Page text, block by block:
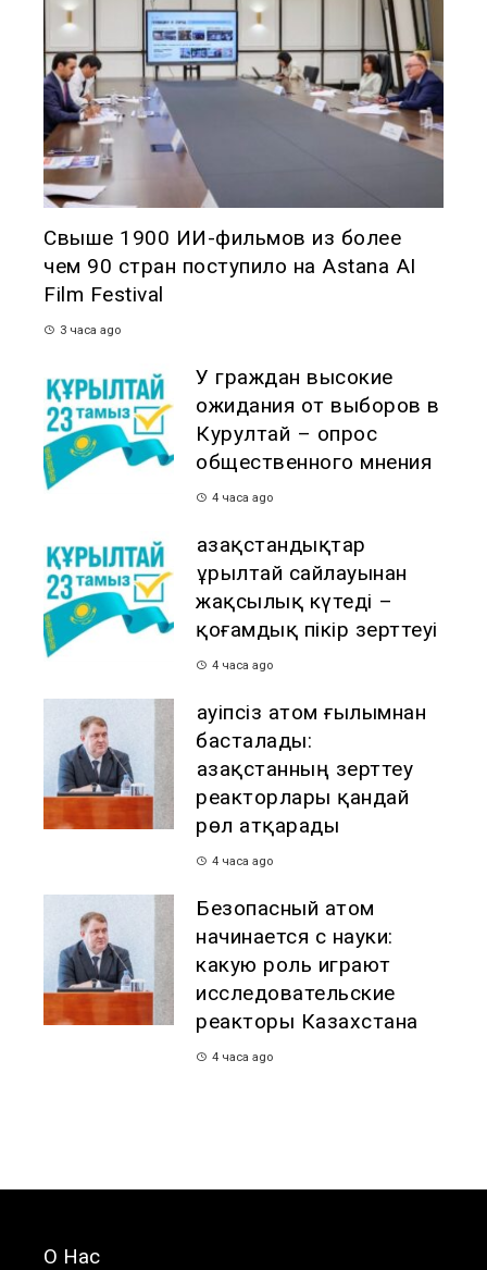
Свыше 1900 ИИ-фильмов из более
чем 90 стран поступило на Astana AI
Film Festival
3 часа ago
У граждан высокие
ожидания от выборов в
Курултай – опрос
общественного мнения
4 часа ago
Қазақстандықтар
Құрылтай сайлауынан
жақсылық күтеді –
қоғамдық пікір зерттеуі
4 часа ago
Қауіпсіз атом ғылымнан
басталады:
Қазақстанның зерттеу
реакторлары қандай
рөл атқарады
4 часа ago
Безопасный атом
начинается с науки:
какую роль играют
исследовательские
реакторы Казахстана
4 часа ago
О Нас